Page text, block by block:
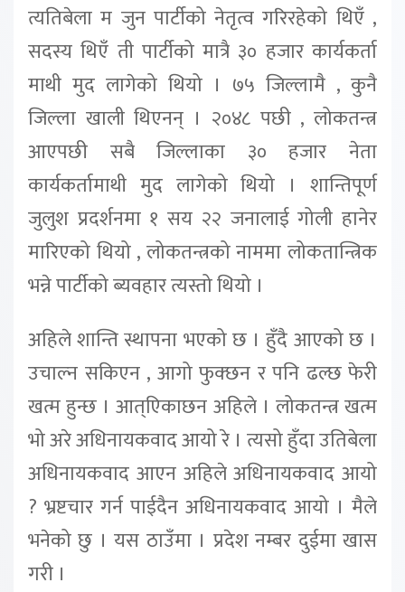
त्यतिबेला म जुन पार्टीको नेतृत्व गरिरहेको थिएँ ,
सदस्य थिएँ ती पार्टीको मात्रै ३० हजार कार्यकर्ता
माथी मुद लागेको थियो । ७५ जिल्लामै , कुनै
जिल्ला खाली थिएनन् । २०४८ पछी , लोकतन्त्र
आएपछी सबै जिल्लाका ३० हजार नेता
कार्यकर्तामाथी मुद लागेको थियो । शान्तिपूर्ण
जुलुश प्रदर्शनमा १ सय २२ जनालाई गोली हानेर
मारिएको थियो , लोकतन्त्रको नाममा लोकतान्त्रिक
भन्ने पार्टीको ब्यवहार त्यस्तो थियो ।
अहिले शान्ति स्थापना भएको छ । हुँदै आएको छ ।
उचाल्न सकिएन , आगो फुक्छन र पनि ढल्छ फेरी
खत्म हुन्छ । आत्एिकाछन अहिले । लोकतन्त्र खत्म
भो अरे अधिनायकवाद आयो रे । त्यसो हुँदा उतिबेला
अधिनायकवाद आएन अहिले अधिनायकवाद आयो
? भ्रष्टचार गर्न पाईदैन अधिनायकवाद आयो । मैले
भनेको छु । यस ठाउँमा । प्रदेश नम्बर दुईमा खास
गरी ।